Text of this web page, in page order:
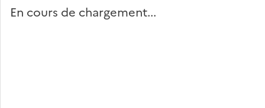
En cours de chargement...